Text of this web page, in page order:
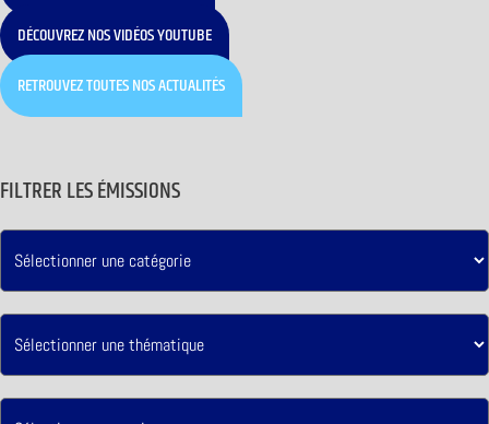
DÉCOUVREZ NOS VIDÉOS YOUTUBE
RETROUVEZ TOUTES NOS ACTUALITÉS
FILTRER LES ÉMISSIONS